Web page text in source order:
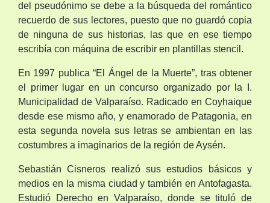
del pseudónimo se debe a la búsqueda del romántico
recuerdo de sus lectores, puesto que no guardó copia
de ninguna de sus historias, las que en ese tiempo
escribía con máquina de escribir en plantillas stencil.
En 1997 publica “El Ángel de la Muerte”, tras obtener
el primer lugar en un concurso organizado por la I.
Municipalidad de Valparaíso. Radicado en Coyhaique
desde ese mismo año, y enamorado de Patagonia, en
esta segunda novela sus letras se ambientan en las
costumbres a imaginarios de la región de Aysén.
Sebastián Cisneros realizó sus estudios básicos y
medios en la misma ciudad y también en Antofagasta.
Estudió Derecho en Valparaíso, donde se tituló de